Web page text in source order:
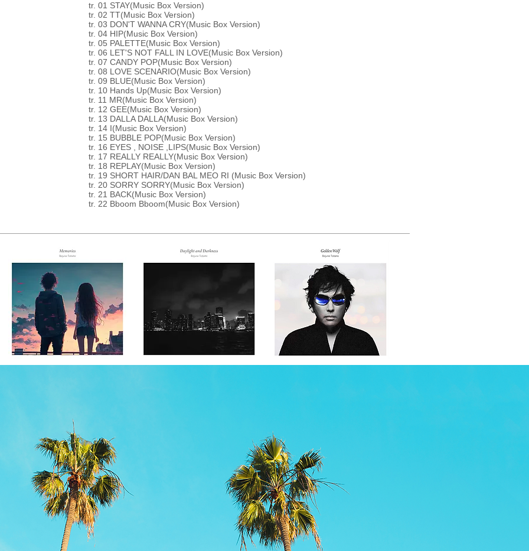
tr. 01 STAY(Music Box Version)
tr. 02 TT(Music Box Version)
tr. 03 DON'T WANNA CRY(Music Box Version)
tr. 04 HIP(Music Box Version)
tr. 05 PALETTE(Music Box Version)
tr. 06 LET'S NOT FALL IN LOVE(Music Box Version)
tr. 07 CANDY POP(Music Box Version)
tr. 08 LOVE SCENARIO(Music Box Version)
tr. 09 BLUE(Music Box Version)
tr. 10 Hands Up(Music Box Version)
tr. 11 MR(Music Box Version)
tr. 12 GEE(Music Box Version)
tr. 13 DALLA DALLA(Music Box Version)
tr. 14 I(Music Box Version)
tr. 15 BUBBLE POP(Music Box Version)
tr. 16 EYES , NOISE ,LIPS(Music Box Version)
tr. 17 REALLY REALLY(Music Box Version)
tr. 18 REPLAY(Music Box Version)
tr. 19 SHORT HAIR/DAN BAL MEO RI (Music Box Version)
tr. 20 SORRY SORRY(Music Box Version)
tr. 21 BACK(Music Box Version)
tr. 22 Bboom Bboom(Music Box Version)